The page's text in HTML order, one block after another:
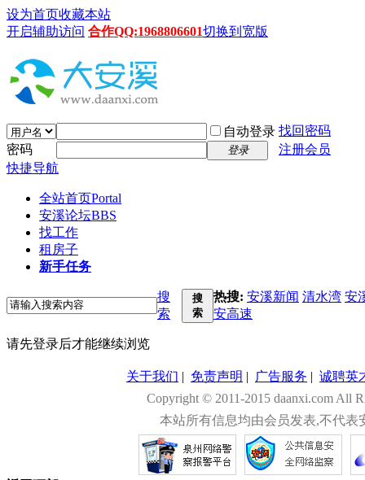
设为首页收藏本站
开启辅助访问 合作QQ:1968806601切换到宽版
自动登录 找回密码
密码
登录
注册会员
快捷导航
全站首页Portal
安溪论坛BBS
找工作
租房子
新手任务
搜
索
搜
索
热搜: 安溪新闻 清水湾 安
安高速
请先登录后才能继续浏览
关于我们 | 免责声明 | 广告服务 | 诚聘英
Copyright © 2011-2015 daanxi.com All
本站所有信息均由会员发表,不代